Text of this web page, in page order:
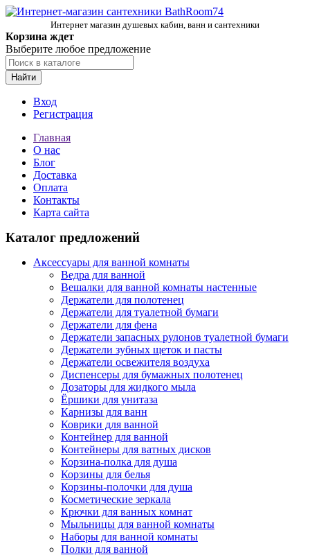
Интернет магазин душевых кабин, ванн и сантехники
Корзина ждет
Выберите любое предложение
Найти
Вход
Регистрация
Главная
О нас
Блог
Доставка
Оплата
Контакты
Карта сайта
Каталог предложений
Аксессуары для ванной комнаты
Ведра для ванной
Вешалки для ванной комнаты настенные
Держатели для полотенец
Держатели для туалетной бумаги
Держатели для фена
Держатели запасных рулонов туалетной бумаги
Держатели зубных щеток и пасты
Держатели освежителя воздуха
Диспенсеры для бумажных полотенец
Дозаторы для жидкого мыла
Ёршики для унитаза
Карнизы для ванн
Коврики для ванной
Контейнер для ванной
Контейнеры для ватных дисков
Корзина-полка для душа
Корзины для белья
Корзины-полочки для душа
Косметические зеркала
Крючки для ванных комнат
Мыльницы для ванной комнаты
Наборы для ванной комнаты
Полки для ванной